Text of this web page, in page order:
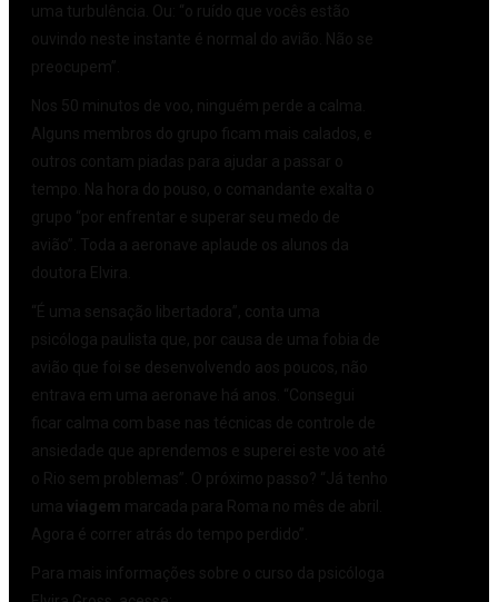
uma turbulência. Ou: “o ruído que vocês estão
ouvindo neste instante é normal do avião. Não se
preocupem”.
Nos 50 minutos de voo, ninguém perde a calma.
Alguns membros do grupo ficam mais calados, e
outros contam piadas para ajudar a passar o
tempo. Na hora do pouso, o comandante exalta o
grupo “por enfrentar e superar seu medo de
avião”. Toda a aeronave aplaude os alunos da
doutora Elvira.
“É uma sensação libertadora”, conta uma
psicóloga paulista que, por causa de uma fobia de
avião que foi se desenvolvendo aos poucos, não
entrava em uma aeronave há anos. “Consegui
ficar calma com base nas técnicas de controle de
ansiedade que aprendemos e superei este voo até
o Rio sem problemas”. O próximo passo? “Já tenho
uma viagem marcada para Roma no mês de abril.
Agora é correr atrás do tempo perdido”.
Para mais informações sobre o curso da psicóloga